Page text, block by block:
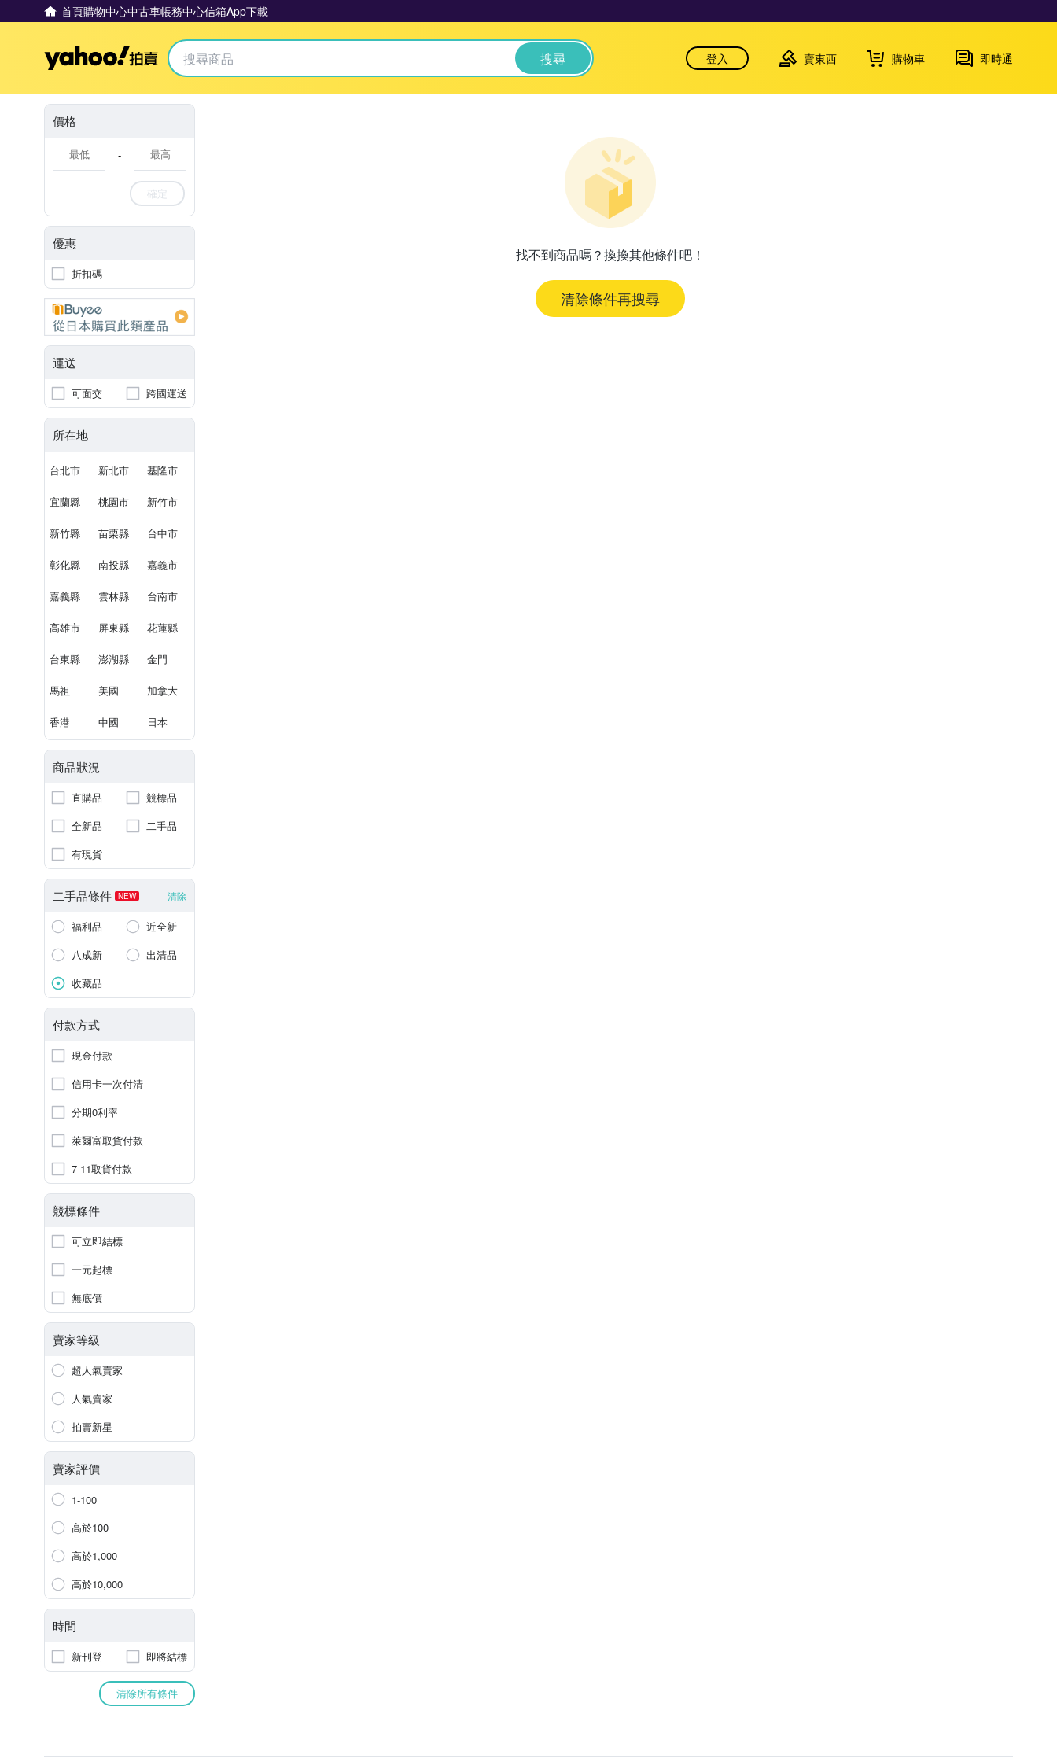
首頁購物中心中古車帳務中心信箱App下載
Yahoo拍賣 搜尋 登入 賣東西 購物車 即時通
價格
-
確定
優惠
折扣碼
運送
可面交 跨國運送
所在地
台北市 新北市 基隆市
宜蘭縣 桃園市 新竹市
新竹縣 苗栗縣 台中市
彰化縣 南投縣 嘉義市
嘉義縣 雲林縣 台南市
高雄市 屏東縣 花蓮縣
台東縣 澎湖縣 金門
馬祖 美國 加拿大
香港 中國 日本
商品狀況
直購品
競標品
全新品
二手品
有現貨
二手品條件 NEW 清除
福利品
近全新
八成新
出清品
收藏品
付款方式
現金付款
信用卡一次付清
分期0利率
萊爾富取貨付款
7-11取貨付款
競標條件
可立即結標
一元起標
無底價
賣家等級
超人氣賣家
人氣賣家
拍賣新星
賣家評價
1-100
高於100
高於1,000
高於10,000
時間
新刊登 即將結標
清除所有條件
找不到商品嗎？換換其他條件吧！
清除條件再搜尋